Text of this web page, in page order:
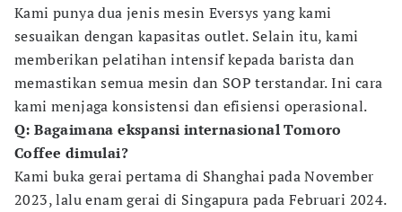
Kami punya dua jenis mesin Eversys yang kami
sesuaikan dengan kapasitas outlet. Selain itu, kami
memberikan pelatihan intensif kepada barista dan
memastikan semua mesin dan SOP terstandar. Ini cara
kami menjaga konsistensi dan efisiensi operasional.
Q: Bagaimana ekspansi internasional Tomoro
Coffee dimulai?
Kami buka gerai pertama di Shanghai pada November
2023, lalu enam gerai di Singapura pada Februari 2024.